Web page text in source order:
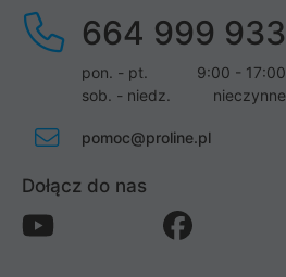
664 999 933
pon. - pt.
9:00 - 17:00
sob. - niedz.
nieczynne
pomoc@proline.pl
Dołącz do nas